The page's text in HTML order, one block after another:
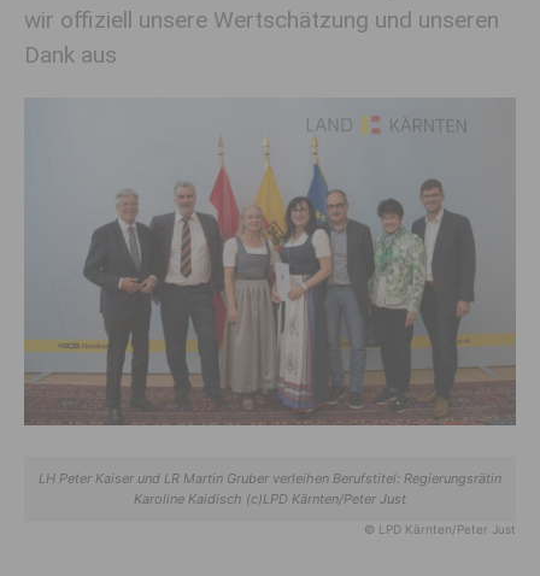
wir offiziell unsere Wertschätzung und unseren
Dank aus
LH Peter Kaiser und LR Martin Gruber verleihen Berufstitel: Regierungsrätin
Karoline Kaidisch (c)LPD Kärnten/Peter Just
© LPD Kärnten/Peter Just